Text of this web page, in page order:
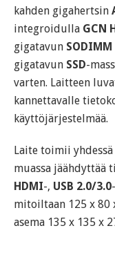
kahden gigahertsin
integroidulla GCN
gigatavun SODIMM
gigatavun SSD-
varten. Laitteen
kannettavalle
käyttöjärjestelmää.
Laite toimii
muassa jäähdyttää
HDMI-, USB 2.0/3.0
mitoiltaan 125 x 80
asema 135 x 135 x